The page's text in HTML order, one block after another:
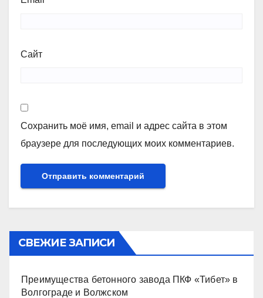
Сайт
Сохранить моё имя, email и адрес сайта в этом
браузере для последующих моих комментариев.
СВЕЖИЕ ЗАПИСИ
Преимущества бетонного завода ПКФ «Тибет» в
Волгограде и Волжском